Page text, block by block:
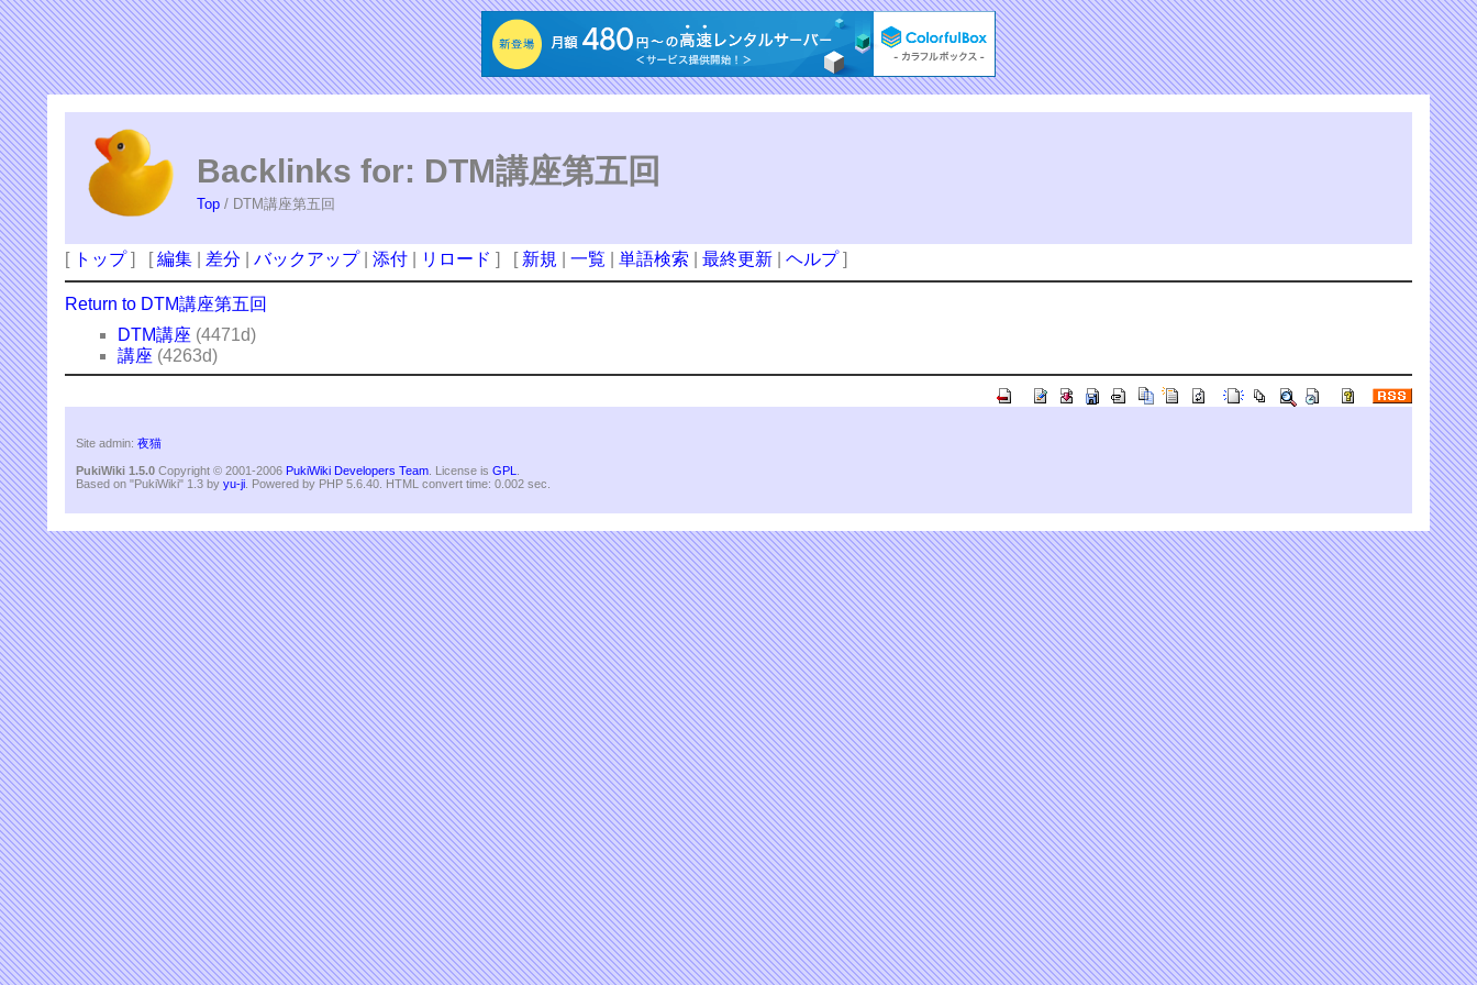
Backlinks for: DTM講座第五回
Top / DTM講座第五回
[ トップ] [編集 差分 |バックアップ|添付 リロード ] [ 新規 |一覧 |単語検索 |最終更新 |ヘルプ]
Return to DTM講座第五回
DTM講座 (4471d)
講座 (4263d)
Site admin:夜猫
PukiWiki 1.5.0 Copyright © 2001-2006 PukiWiki Developers Team . License isGPL
Based on "PukiWiki" 1.3 byyu-ji . Powered by PHP 5.6.40. HTML convert time: 0.002 sec.